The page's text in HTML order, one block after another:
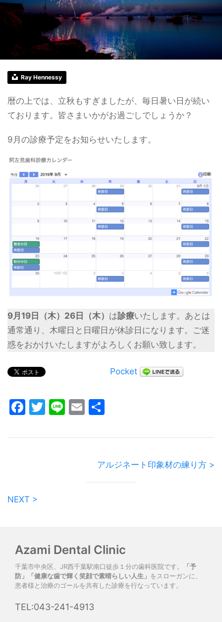
Ray Hennessy
暦の上では、立秋もすぎましたが、毎日暑い日が続い
ております。皆さまいかがお過ごしでしょうか？
9月の診療予定をお知らせいたします。
9月19日（木）26日（木） は診療いたします。あとは
通常通り、木曜日と日曜日が休診日になります。ご迷
惑をおかけいたしますがよろしくお願い致します。
Pocket
Facebook
Twitter
LineEmail
アルジネート印象材の練り方 >
NEXT >
Azami Dental Clinic
千葉市中央区、JR西千葉駅南口徒歩１分の歯科医院です。
「予
防」「健康な歯で輝く笑顔で素晴らしい人生」 をスローガンに、
患者様と治療のゴールを共有した診療を行なっています。
TEL:043-241-4913